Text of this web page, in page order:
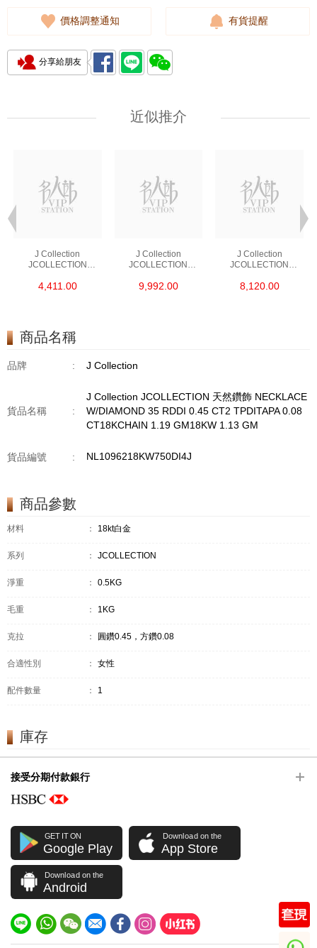
價格調整通知 有貨提醒
分享給朋友
近似推介
J Collection
JCOLLECTION
RDDI 0.48 CT18KR
4,411.00
J Collection
JCOLLECTION
RDDI 1.34 CT18KW
9,992.00
J Collection
JCOLLECTION
W/DIAMOND 7
8,120.00
商品名稱
品牌 : J Collection
貨品名稱 :
J Collection JCOLLECTION 天然鑽飾 NECKLACE
W/DIAMOND 35 RDDI 0.45 CT2 TPDITAPA 0.08
CT18KCHAIN 1.19 GM18KW 1.13 GM
貨品編號 : NL1096218KW750DI4J
商品參數
材料 ： 18kt白金
系列 ： JCOLLECTION
淨重 ： 0.5KG
毛重 ： 1KG
克拉 ： 圓鑽0.45，方鑽0.08
合適性別 ： 女性
配件數量 ： 1
庫存
接受分期付款銀行
GET IT ON
Google Play
Download on the
App Store
Download on the
Android